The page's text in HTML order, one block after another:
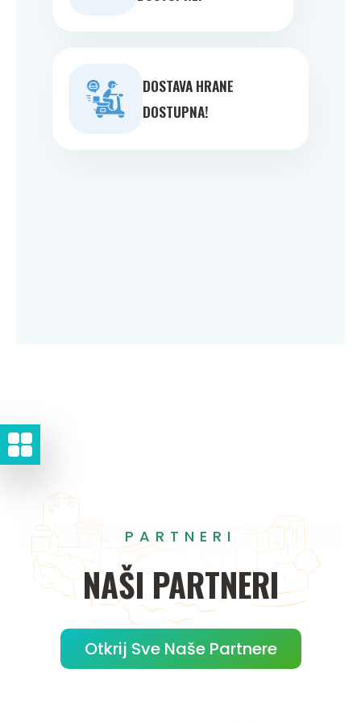
DOSTAVA HRANE
DOSTUPNA!
PARTNERI
NAŠI PARTNERI
Otkrij Sve Naše Partnere